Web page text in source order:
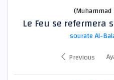
Le Feu se refermera
sourate Al-
Previous